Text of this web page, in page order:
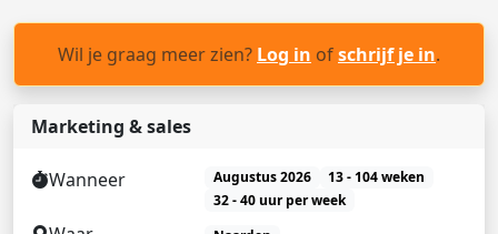
Wil je graag meer zien? Log in ofschrijf je in.
Marketing & sales
Wanneer Augustus 2026
13 - 104 weken
32 - 40 uur per week